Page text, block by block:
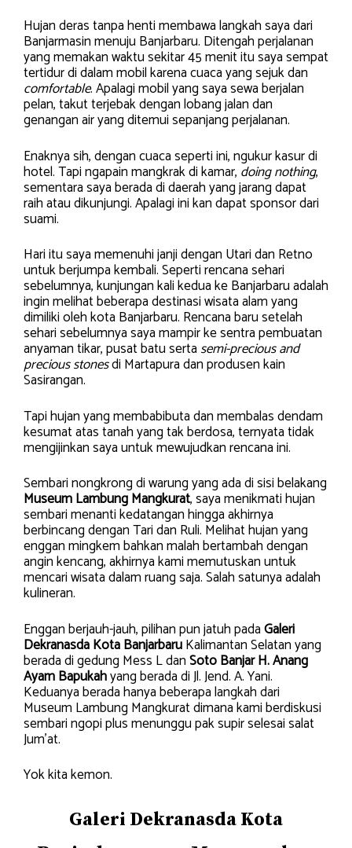
Hujan deras tanpa henti membawa langkah saya dari
Banjarmasin menuju Banjarbaru. Ditengah perjalanan
yang memakan waktu sekitar 45 menit itu saya sempat
tertidur di dalam mobil karena cuaca yang sejuk dan
comfortable. Apalagi mobil yang saya sewa berjalan
pelan, takut terjebak dengan lobang jalan dan
genangan air yang ditemui sepanjang perjalanan.
Enaknya sih, dengan cuaca seperti ini, ngukur kasur di
hotel. Tapi ngapain mangkrak di kamar, doing nothing,
sementara saya berada di daerah yang jarang dapat
raih atau dikunjungi. Apalagi ini kan dapat sponsor dari
suami.
Hari itu saya memenuhi janji dengan Utari dan Retno
untuk berjumpa kembali. Seperti rencana sehari
sebelumnya, kunjungan kali kedua ke Banjarbaru adalah
ingin melihat beberapa destinasi wisata alam yang
dimiliki oleh kota Banjarbaru. Rencana baru setelah
sehari sebelumnya saya mampir ke sentra pembuatan
anyaman tikar, pusat batu serta semi-precious and
precious stonesdi Martapura dan produsen kain
Sasirangan.
Tapi hujan yang membabibuta dan membalas dendam
kesumat atas tanah yang tak berdosa, ternyata tidak
mengijinkan saya untuk mewujudkan rencana ini.
Sembari nongkrong di warung yang ada di sisi belakang
Museum Lambung Mangkurat, saya menikmati hujan
sembari menanti kedatangan hingga akhirnya
berbincang dengan Tari dan Ruli. Melihat hujan yang
enggan mingkem bahkan malah bertambah dengan
angin kencang, akhirnya kami memutuskan untuk
mencari wisata dalam ruang saja. Salah satunya adalah
kulineran.
Enggan berjauh-jauh, pilihan pun jatuh padaGaleri
Dekranasda Kota BanjarbaruKalimantan Selatan yang
berada di gedung Mess L danSoto Banjar H. Anang
Ayam Bapukahyang berada di Jl. Jend. A. Yani.
Keduanya berada hanya beberapa langkah dari
Museum Lambung Mangkurat dimana kami berdiskusi
sembari ngopi plus menunggu pak supir selesai salat
Jum’at.
Yok kita kemon.
Galeri Dekranasda Kota